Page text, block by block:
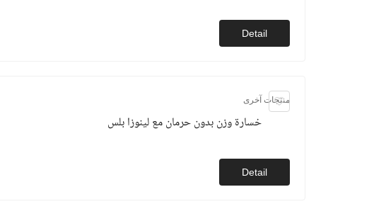
Detail
منتجات آخرى
خسارة وزن بدون حرمان مع لينوزا بلس
Detail